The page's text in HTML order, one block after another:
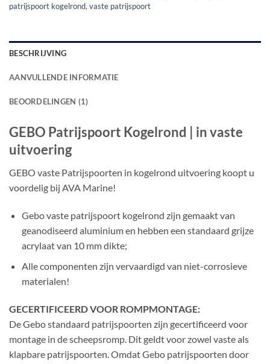
patrijspoort kogelrond, vaste patrijspoort
BESCHRIJVING
AANVULLENDE INFORMATIE
BEOORDELINGEN (1)
GEBO Patrijspoort Kogelrond | in vaste
uitvoering
GEBO vaste Patrijspoorten in kogelrond uitvoering koopt u
voordelig bij AVA Marine!
Gebo vaste patrijspoort kogelrond zijn gemaakt van
geanodiseerd aluminium en hebben een standaard grijze
acrylaat van 10 mm dikte;
Alle componenten zijn vervaardigd van niet-corrosieve
materialen!
GECERTIFICEERD VOOR ROMPMONTAGE:
De Gebo standaard patrijspoorten zijn gecertificeerd voor
montage in de scheepsromp. Dit geldt voor zowel vaste als
klapbare patrijspoorten. Omdat Gebo patrijspoorten door